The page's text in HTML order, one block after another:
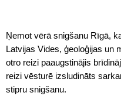
Ņemot vērā snigšanu Rīgā,
Latvijas Vides, ģeoloģijas un
otro reizi paaugstinājis
reizi vēsturē izsludināts
stipru snigšanu.